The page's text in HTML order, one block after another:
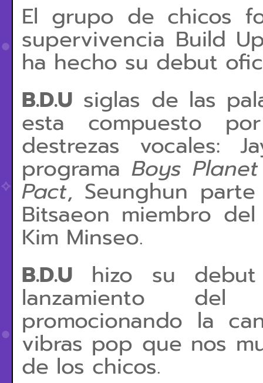
El grupo de chicos
supervivencia Build
ha hecho su debut
B.D.U siglas de las
esta compuesto
destrezas vocales:
programa Boys Planet
Pact, Seunghun
Bitsaeon miembro
Kim Minseo.
B.D.U hizo su
lanzamiento del
promocionando la
vibras pop que nos
de los chicos.